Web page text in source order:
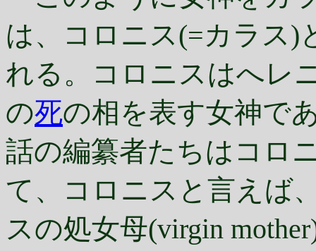
は、コロニス(=カラス)
れる。コロニスはへレ
の死の相を表す女神で
話の編纂者たちはコロ
て、コロニスと言えば
スの処女母(virgin